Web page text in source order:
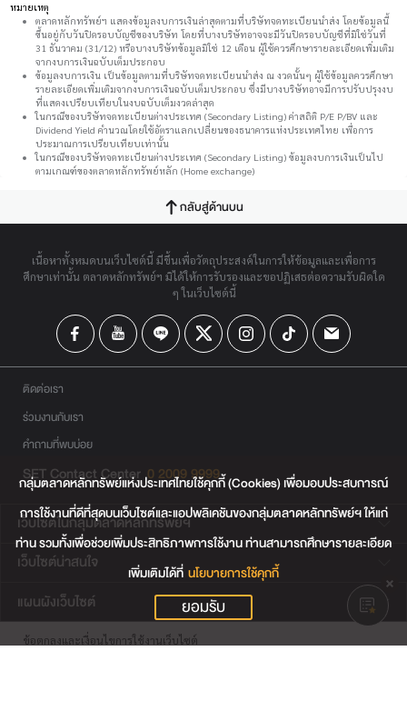
หมายเหตุ
ตลาดหลักทรัพย์ฯ แสดงข้อมูลงบการเงินล่าสุดตามที่บริษัทจดทะเบียนนำส่ง โดยข้อมูลนี้
ขึ้นอยู่กับวันปิดรอบบัญชีของบริษัท โดยที่บางบริษัทอาจจะมีวันปิดรอบบัญชีที่มิใช่วันที่
31 ธันวาคม (31/12) หรือบางบริษัทข้อมูลมิใช่ 12 เดือน ผู้ใช้ควรศึกษารายละเอียดเพิ่มเติม
จากงบการเงินฉบับเต็มประกอบ
ข้อมูลงบการเงิน เป็นข้อมูลตามที่บริษัทจดทะเบียนนำส่ง ณ งวดนั้นๆ ผู้ใช้ข้อมูลควรศึกษา
รายละเอียดเพิ่มเติมจากงบการเงินฉบับเต็มประกอบ ซึ่งมีบางบริษัทอาจมีการปรับปรุงงบ
ที่แสดงเปรียบเทียบในงบฉบับเต็มงวดล่าสุด
ในกรณีของบริษัทจดทะเบียนต่างประเทศ (Secondary Listing) ค่าสถิติ P/E P/BV และ
Dividend Yield คำนวณโดยใช้อัตราแลกเปลี่ยนของธนาคารแห่งประเทศไทย เพื่อการ
ประมาณการเปรียบเทียบเท่านั้น
ในกรณีของบริษัทจดทะเบียนต่างประเทศ (Secondary Listing) ข้อมูลงบการเงินเป็นไป
ตามเกณฑ์ของตลาดหลักทรัพย์หลัก (Home exchange)
กลับสู่ด้านบน
เนื้อหาทั้งหมดบนเว็บไซต์นี้ มีขึ้นเพื่อวัตถุประสงค์ในการให้ข้อมูลและเพื่อการ
ศึกษาเท่านั้น ตลาดหลักทรัพย์ฯ มิได้ให้การรับรองและขอปฏิเสธต่อความรับผิดใด
ๆ ในเว็บไซต์นี้
ติดต่อเรา
ร่วมงานกับเรา
คำถามที่พบบ่อย
SET Contact Center 0 2009 9999
เว็บไซต์ในกลุ่มตลาดหลักทรัพย์ฯ
เว็บไซต์น่าสนใจ
แผนผังเว็บไซต์
ข้อตกลงและเงื่อนไขการใช้งานเว็บไซต์
กลุ่มตลาดหลักทรัพย์แห่งประเทศไทยใช้คุกกี้ (Cookies) เพื่อมอบประสบการณ์
การใช้งานที่ดีที่สุดบนเว็บไซต์และแอปพลิเคชันของกลุ่มตลาดหลักทรัพย์ฯ ให้แก่
ท่าน รวมทั้งเพื่อช่วยเพิ่มประสิทธิภาพการใช้งาน ท่านสามารถศึกษารายละเอียด
เพิ่มเติมได้ที่ นโยบายการใช้คุกกี้
ยอมรับ